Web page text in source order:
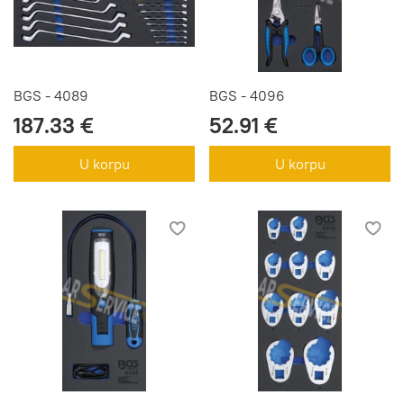
BGS - 4089
187.33 €
U korpu
BGS - 4096
52.91 €
U korpu